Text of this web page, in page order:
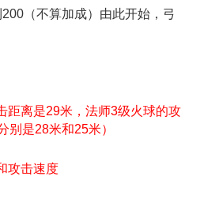
（不算加成）由此开始，弓
离是29米，法师3级火球的攻
别是28米和25米）
击速度